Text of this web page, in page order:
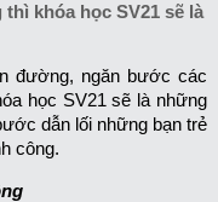
khóa học SV21 sẽ là
đường, ngăn bước các
học SV21 sẽ là những
dẫn lối những bạn trẻ
công.